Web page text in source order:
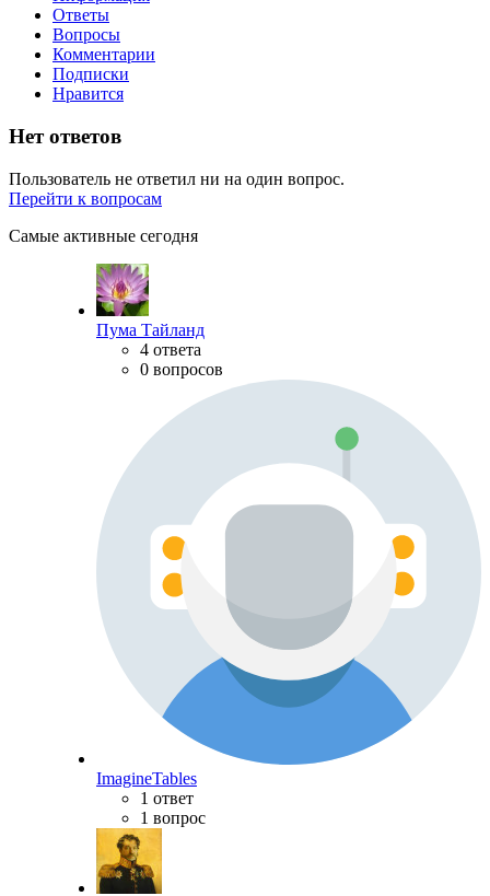
Ответы
Вопросы
Комментарии
Подписки
Нравится
Нет ответов
Пользователь не ответил ни на один вопрос.
Перейти к вопросам
Самые активные сегодня
Пума Тайланд
4 ответа
0 вопросов
ImagineTables
1 ответ
1 вопрос